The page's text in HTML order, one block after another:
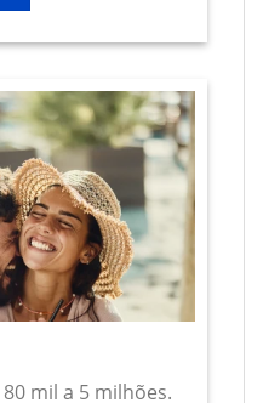
mil a 5 milhões.